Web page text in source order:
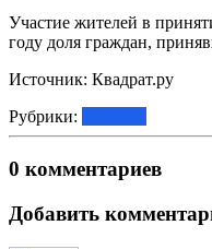
Участие жителей в
году доля граждан,
Источник: Квадрат.ру
Рубрики:
0 комментариев
Добавить